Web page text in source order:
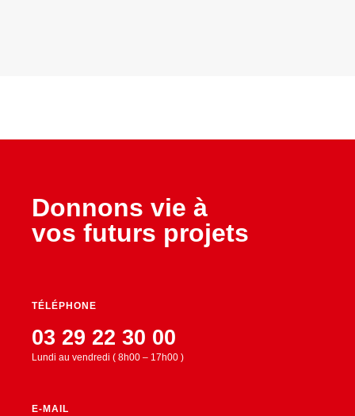
Donnons vie à
vos futurs projets
TÉLÉPHONE
03 29 22 30 00
Lundi au vendredi ( 8h00 – 17h00 )
E-MAIL